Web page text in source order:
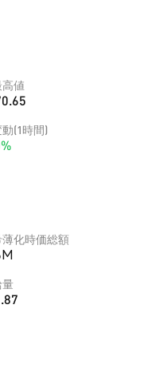
値
(1時間)
薄化時価総額
量